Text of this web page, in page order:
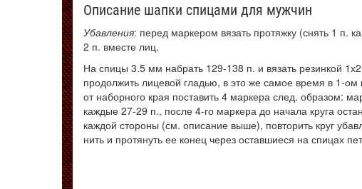
Описание шапки спицами для мужчин
Убавления: перед маркером вязать протяжку (снять 1 п.
2 п. вместе лиц.
На спицы 3.5 мм набрать 129-138 п. и вязать резинкой
продолжить лицевой гладью, в это же самое время в 1-
от наборного края поставить 4 маркера след. образом:
каждые 27-29 п., после 4-го маркера до начала круга
каждой стороны (см. описание выше), повторить круг
нить и протянуть ее конец через оставшиеся на спицах